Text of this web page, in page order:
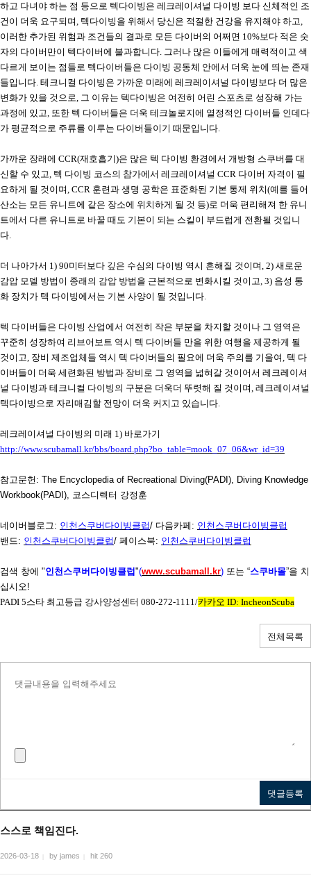
하고 다녀야 하는 점 등으로 텍다이빙은 레크레이셔널 다이빙 보다 신체적인 조
건이 더욱 요구되며 텍다이빙을 위해서 당신은 적절한 건강을 유지해야 하고
이러한 추가된 위험과 조건들의 결과로 모든 다이버의 어쩌면 10%보다 적은 숫
자의 다이버만이 텍다이버에 불과합니다 그러나 많은 이들에게 매력적이고 색
다르게 보이는 점들로 텍다이버들은 다이빙 공동체 안에서 더욱 눈에 띄는 존재
들입니다 테크니컬 다이빙은 가까운 미래에 레크레이셔널 다이빙보다 더 많은
변화가 있을 것으로
그 이유는 텍다이빙은 여전히 어린 스포츠로 성장해 가는
과정에 있고 또한 텍 다이버들은 더욱 테크놀로지에 열정적인 다이버들 인데다
가 평균적으로 주류를 이루는 다이버들이기 때문입니다
가까운 장래에 CCR(재호흡기)은 많은 텍 다이빙 환경에서 개방형 스쿠버를 대
신할 수 있고 텍 다이빙 코스의 참가에서 레크레이셔널 CCR 다이버 자격이 필
요하게 될 것이며 , CCR 훈련과 생명 공학은 표준화된 기본 통제 위치(예를 들어
산소는 모든 유니트에 같은 장소에 위치하게 될 것 등)로 더욱 편리해져 한 유니
트에서 다른 유니트로 바꿀 때도 기본이 되는 스킬이 부드럽게 전환될 것입니
다
더 나아가서 1) 90미터보다 깊은 수심의 다이빙 역시 흔해질 것이며 , 2) 새로운
감압 모델 방법이 종래의 감압 방법을 근본적으로 변화시킬 것이고 , 3) 음성 통
화 장치가 텍 다이빙에서는 기본 사양이 될 것입니다
텍 다이버들은 다이빙 산업에서 여전히 작은 부분을 차지할 것이나 그 영역은
꾸준히 성장하여 리브어보트 역시 텍 다이버들 만을 위한 여행을 제공하게 될
것이고 장비 제조업체들 역시 텍 다이버들의 필요에 더욱 주의를 기울여 텍 다
이버들이 더욱 세련화된 방법과 장비로 그 영역을 넓혀갈 것이어서 레크레이셔
널 다이빙과 테크니컬 다이빙의 구분은 더욱더 뚜렷해 질 것이며 레크레이셔널
텍다이빙으로 자리매김할 전망이 더욱 커지고 있습니다
레크레이셔널 다이빙 의 미래 1) 바로가기
http://www.scubamall.kr/bbs/board.php?bo_table=mook_07_06&wr_id=39
참고문헌 : The Encyclopedia of Recreational Diving(PADI), Diving Knowledge
Workbook(PADI),
코스디렉터 강정훈
네이버블로그 : 인천스쿠버다이빙클럽/ 다음카페 : 인천스쿠버다이빙클럽
밴드 : 인천스쿠버다이빙클럽/ 페이스북: 인천스쿠버다이빙클럽
검색 창에 "인천스쿠버다이빙클럽 "(www.scubamall.kr) 또는 “스쿠바몰”을 치
십시오 !
PADI 5스타 최고등급 강사양성센터 080-272-1111/카카오 ID: IncheonScuba
전체목록
스스로 책임진다.
2026-03-18 by james hit 260